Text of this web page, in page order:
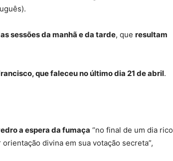
sessões da manhã e da tarde, que resultam
que faleceu no último dia 21 de abril.
a espera da fumaça “no final de um dia rico
divina em sua votação secreta”,